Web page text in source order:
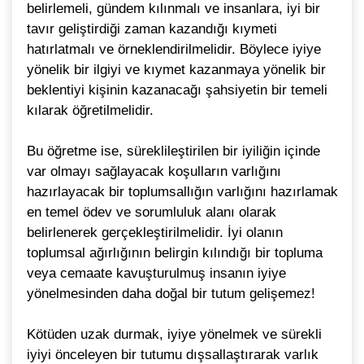
belirlemeli, gündem kılınmalı ve insanlara, iyi bir
tavır geliştirdiği zaman kazandığı kıymeti
hatırlatmalı ve örneklendirilmelidir. Böylece iyiye
yönelik bir ilgiyi ve kıymet kazanmaya yönelik bir
beklentiyi kişinin kazanacağı şahsiyetin bir temeli
kılarak öğretilmelidir.
Bu öğretme ise, süreklileştirilen bir iyiliğin içinde
var olmayı sağlayacak koşulların varlığını
hazırlayacak bir toplumsallığın varlığını hazırlamak
en temel ödev ve sorumluluk alanı olarak
belirlenerek gerçekleştirilmelidir. İyi olanın
toplumsal ağırlığının belirgin kılındığı bir topluma
veya cemaate kavuşturulmuş insanın iyiye
yönelmesinden daha doğal bir tutum gelişemez!
Kötüden uzak durmak, iyiye yönelmek ve sürekli
iyiyi önceleyen bir tutumu dışsallaştırarak varlık